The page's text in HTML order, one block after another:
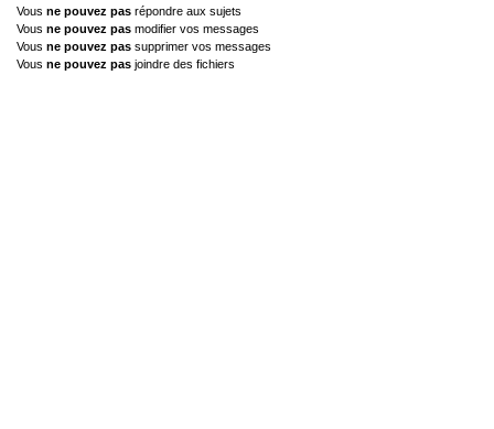
Vous ne pouvez pas répondre aux sujets
Vous ne pouvez pas modifier vos messages
Vous ne pouvez pas supprimer vos messages
Vous ne pouvez pas joindre des fichiers